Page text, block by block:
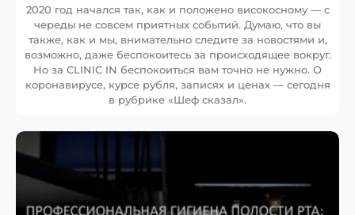
2020 год начался так, как и положено високосному — с
череды не совсем приятных событий. Думаю, что вы
также, как и мы, внимательно следите за новостями и,
возможно, даже беспокоитесь за происходящее вокруг.
Но за CLINIC IN беспокоиться вам точно не нужно. О
коронавирусе, курсе рубля, записях и ценах — сегодня
в рубрике «Шеф сказал».